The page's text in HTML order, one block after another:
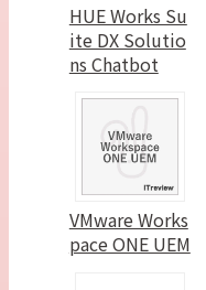
HUE Works Su
ite DX Solutio
ns Chatbot
VMware Works
pace ONE UEM